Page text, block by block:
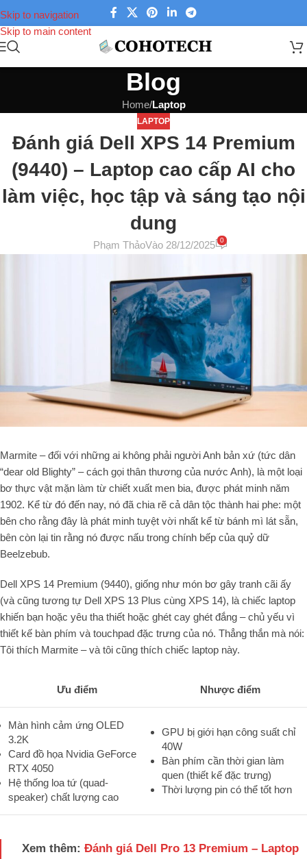
Skip to navigation
Skip to main content
Blog
Home/Laptop
LAPTOP
Đánh giá Dell XPS 14 Premium
(9440) – Laptop cao cấp AI cho
làm việc, học tập và sáng tạo nội
dung
Phạm ThảoVào 28/12/2025 0
Marmite – đối với những ai không phải người Anh bản xứ (tức dân
“dear old Blighty” – cách gọi thân thương của nước Anh), là một loại
bơ thực vật mặn làm từ chiết xuất men bia, được phát minh năm
1902. Kể từ đó đến nay, nó đã chia rẽ cả dân tộc thành hai phe: một
bên cho rằng đây là phát minh tuyệt vời nhất kể từ bánh mì lát sẵn,
bên còn lại tin rằng nó được nấu trong chính bếp của quỷ dữ
Beelzebub.
Dell XPS 14 Premium (9440), giống như món bơ gây tranh cãi ấy
(và cũng tương tự Dell XPS 13 Plus cùng XPS 14), là chiếc laptop
khiến bạn hoặc yêu tha thiết hoặc ghét cay ghét đắng – chủ yếu vì
thiết kế bàn phím và touchpad đặc trưng của nó. Thẳng thắn mà nói:
Tôi thích Marmite – và tôi cũng thích chiếc laptop này.
Ưu điểm Nhược điểm
Màn hình cảm ứng OLED
3.2K
Card đồ họa Nvidia GeForce
RTX 4050
Hệ thống loa tứ (quad-
speaker) chất lượng cao
GPU bị giới hạn công suất chỉ
40W
Bàn phím cần thời gian làm
quen (thiết kế đặc trưng)
Thời lượng pin có thể tốt hơn
Xem thêm: Đánh giá Dell Pro 13 Premium – Laptop